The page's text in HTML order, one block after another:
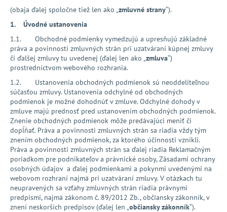
(obaja ďalej spoločne tiež len ako „ zmluvné strany“).
1. Úvodné ustanovenia
1.1. Obchodné podmienky vymedzujú a upresňujú základné
práva a povinnosti zmluvných strán pri uzatváraní kúpnej zmluvy
či ďalšej zmluvy tu uvedenej (ďalej len ako „ zmluva“)
prostredníctvom webového rozhrania.
1.2. Ustanovenia obchodných podmienok sú neoddeliteľnou
súčasťou zmluvy. Ustanovenia odchylné od obchodných
podmienok je možné dohodnúť v zmluve. Odchylné dohody v
zmluve majú prednosť pred ustanovením obchodných podmienok.
Znenie obchodných podmienok môže predávajúci meniť či
dopĺňať. Práva a povinnosti zmluvných strán sa riadia vždy tým
znením obchodných podmienok, za ktorého účinnosti vznikli.
Práva a povinnosti zmluvných strán sa ďalej riadia Reklamačným
poriadkom pre podnikateľova právnické osoby,Zásadami ochrany
osobných údajova ďalej podmienkami a pokynmi uvedenými na
webovom rozhraní najmä pri uzatváraní zmluvy. V otázkach tu
neupravených sa vzťahy zmluvných strán riadia právnymi
predpismi, najmä zákonom č. 89/2012 Zb., občiansky zákonník, v
znení neskorších predpisov (ďalej len „ občiansky zákonník“).
HĽADAŤ
O
d
p
o
r
ú
č
a
m
e